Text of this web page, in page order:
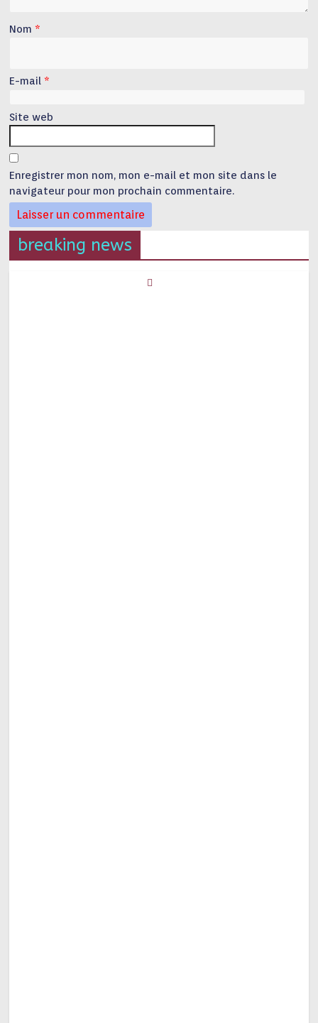
Nom *
E-mail *
Site web
Enregistrer mon nom, mon e-mail et mon site dans le
navigateur pour mon prochain commentaire.
breaking news